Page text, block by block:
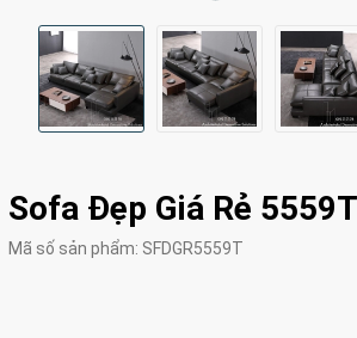
Sofa Đẹp Giá Rẻ 5559T
Mã số sản phẩm: SFDGR5559T